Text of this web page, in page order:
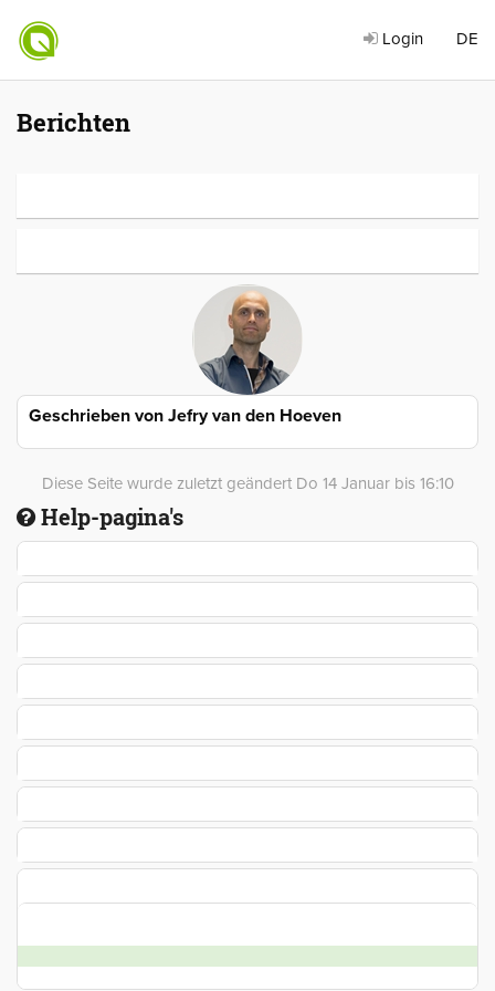
Login DE
Berichten
Geschrieben von Jefry van den Hoeven
Diese Seite wurde zuletzt geändert Do 14 Januar bis 16:10
Help-pagina's